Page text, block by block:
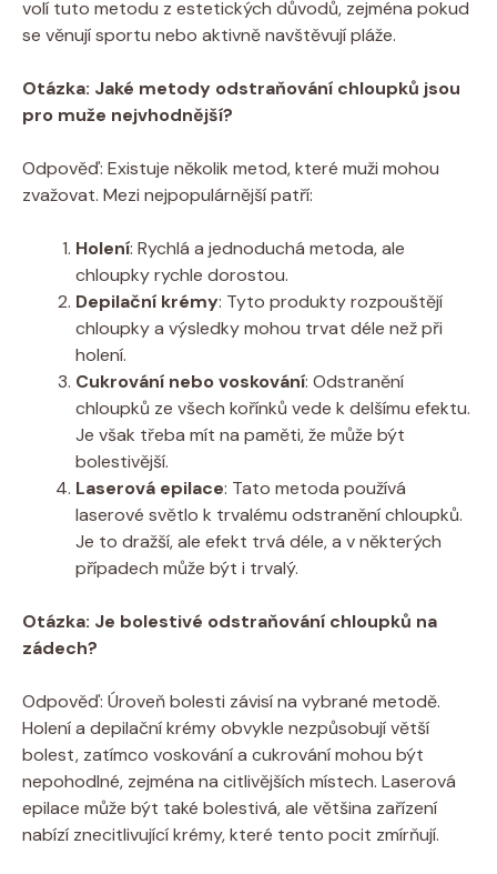
volí tuto metodu z estetických důvodů, zejména pokud
se věnují sportu nebo aktivně navštěvují pláže.
Otázka: Jaké metody odstraňování chloupků jsou
pro muže nejvhodnější?
Odpověď: Existuje několik metod, které muži mohou
zvažovat. Mezi nejpopulárnější patří:
Holení: Rychlá a jednoduchá metoda, ale
chloupky rychle dorostou.
Depilační krémy: Tyto produkty rozpouštějí
chloupky a výsledky mohou trvat déle než při
holení.
Cukrování nebo voskování: Odstranění
chloupků ze všech kořínků vede k delšímu efektu.
Je však třeba mít na paměti, že může být
bolestivější.
Laserová epilace: Tato metoda používá
laserové světlo k trvalému odstranění chloupků.
Je to dražší, ale efekt trvá déle, a v některých
případech může být i trvalý.
Otázka: Je bolestivé odstraňování chloupků na
zádech?
Odpověď: Úroveň bolesti závisí na vybrané metodě.
Holení a depilační krémy obvykle nezpůsobují větší
bolest, zatímco voskování a cukrování mohou být
nepohodlné, zejména na citlivějších místech. Laserová
epilace může být také bolestivá, ale většina zařízení
nabízí znecitlivující krémy, které tento pocit zmírňují.